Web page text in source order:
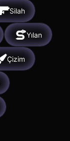
Silah
Yılan
Çizim